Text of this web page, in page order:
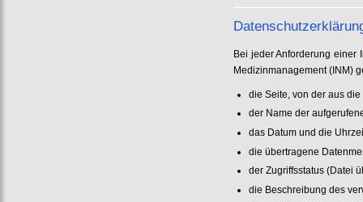
Bei jeder Anforderung einer
Medizinmanagement (INM)
die Seite, von der aus
der Name der
das Datum und die
die übertragene
der Zugriffsstatus (Datei
die Beschreibung des